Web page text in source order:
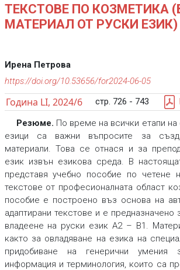
ТЕКСТОВЕ ПО КОЗМЕТИКА
МАТЕРИАЛ ОТ РУСКИ ЕЗИК)
Ирена Петрова
https://doi.org/10.53656/for2024-06-05
Година LI, 2024/6 стр. 726 - 743
Резюме. По време на всички етапи
езици са важни въпросите за
материали. Това се отнася и за
език извън езикова среда. В
представя учебно пособие по четене
текстове от професионалната област
пособие е построено въз основа на
адаптирани текстове и е предназначено
владеене на руски език А2 – В1.
както за овладяване на езика на
придобиване на генерични умения
информация и терминология, които са